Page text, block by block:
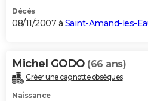
Décès
08/11/2007 à Saint-Amand-les-
Michel GODO (66 ans)
Créer une cagnotte obsèques
Naissance